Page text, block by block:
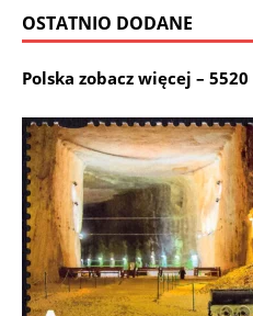
OSTATNIO DODANE
Polska zobacz więcej – 5520